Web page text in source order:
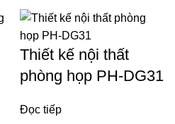
Thiết kế nội thất
phòng họp PH-DG31
Đọc tiếp